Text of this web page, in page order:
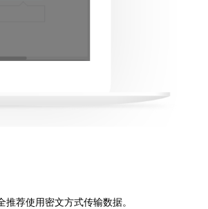
荐使用密文方式传输数据。